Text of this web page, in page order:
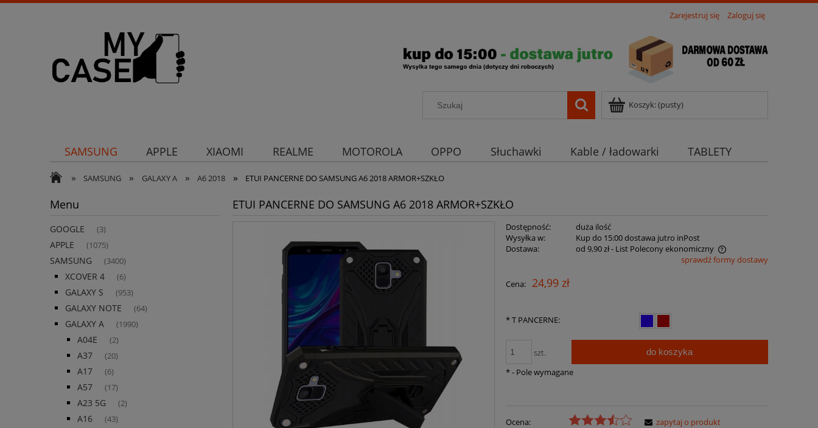
Zarejestruj się Zaloguj się
Koszyk:(pusty)
SAMSUNG APPLE XIAOMI REALME MOTOROLA OPPO Słuchawki Kable / ładowarki
TABLETY
Uchwyty
Ochrona aparatu Ochrona aparatu Strona główna
» SAMSUNG » GALAXY A » A6 2018 » ETUI PANCERNE DO SAMSUNG A6 2018 ARMOR+SZKŁO
Menu
GOOGLE (3)
APPLE (1075)
SAMSUNG (3400)
XCOVER 4 (6)
GALAXY S (953)
GALAXY NOTE (64)
GALAXY A (1990)
A04E (2)
A37 (20)
A17 (6)
A57 (17)
A23 5G (2)
A16 (43)
ETUI PANCERNE DO SAMSUNG A6 2018 ARMOR+SZKŁO
Dostępność:
duża ilość
Wysyłka w:
Kup do 15:00 dostawa jutro inPost
Dostawa:
od 9,90 zł- List Polecony ekonomiczny
płatności
sprawdź formy dostawy
Cena: 24,99 zł
*T PANCERNE:
szt. do koszyka
*- Pole wymagane
Ocena:
zapytaj o produkt